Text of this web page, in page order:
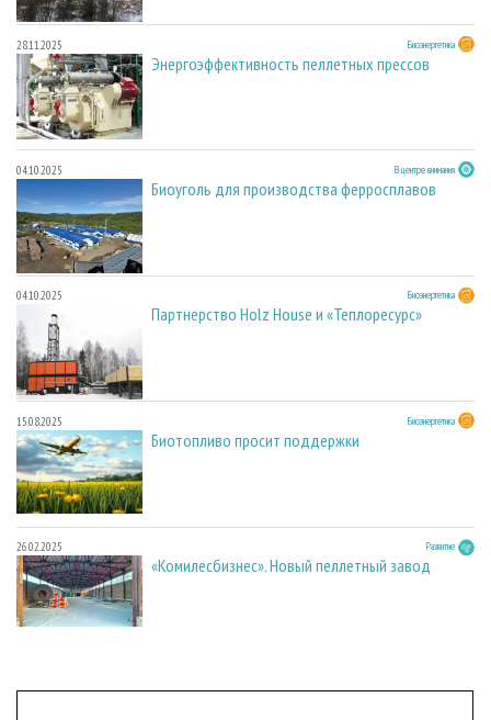
28.11.2025 Биоэнергетика
Энергоэффективность пеллетных прессов
04.10.2025 В центре внимания
Биоуголь для производства ферросплавов
04.10.2025 Биоэнергетика
Партнерство Holz House и «Теплоресурс»
15.08.2025 Биоэнергетика
Биотопливо просит поддержки
26.02.2025 Развитие
«Комилесбизнес». Новый пеллетный завод